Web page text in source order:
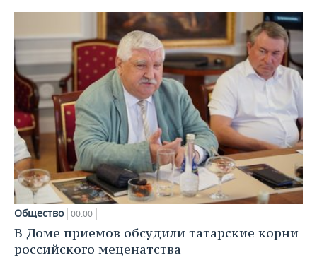
Общество 00:00
В Доме приемов обсудили татарские корни
российского меценатства